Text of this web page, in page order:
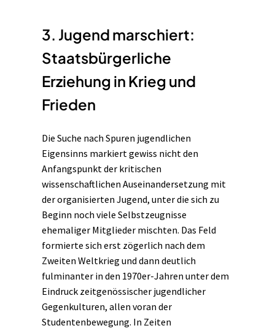
3. Jugend marschiert:
Staatsbürgerliche
Erziehung in Krieg und
Frieden
Die Suche nach Spuren jugendlichen
Eigensinns markiert gewiss nicht den
Anfangspunkt der kritischen
wissenschaftlichen Auseinandersetzung mit
der organisierten Jugend, unter die sich zu
Beginn noch viele Selbstzeugnisse
ehemaliger Mitglieder mischten. Das Feld
formierte sich erst zögerlich nach dem
Zweiten Weltkrieg und dann deutlich
fulminanter in den 1970er-Jahren unter dem
Eindruck zeitgenössischer jugendlicher
Gegenkulturen, allen voran der
Studentenbewegung. In Zeiten